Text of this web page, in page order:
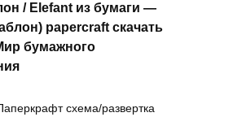
/ Elefant из бумаги —
papercraft скачать
бумажного
схема/развертка